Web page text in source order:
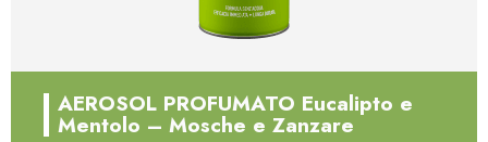
AEROSOL PROFUMATO Eucalipto e
Mentolo – Mosche e Zanzare